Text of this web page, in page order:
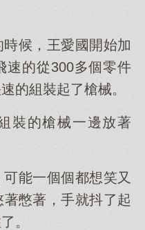
候，王愛國開始加
速的從300多個零件
的組裝起了槍械。
裝的槍械一邊放著
能一個個都想笑又
憋著，手就抖了起
。